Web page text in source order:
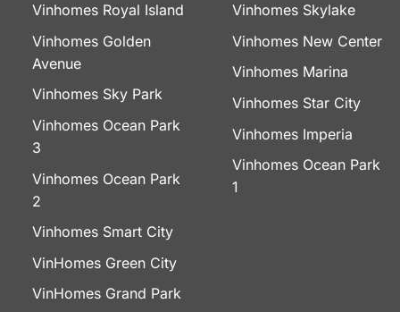
Vinhomes Royal Island
Vinhomes Golden
Avenue
Vinhomes Sky Park
Vinhomes Ocean Park
3
Vinhomes Ocean Park
2
Vinhomes Smart City
VinHomes Green City
VinHomes Grand Park
Vinhomes Skylake
Vinhomes New Center
Vinhomes Marina
Vinhomes Star City
Vinhomes Imperia
Vinhomes Ocean Park
1